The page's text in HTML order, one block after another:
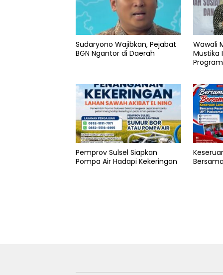
Sudaryono Wajibkan, Pejabat
BGN Ngantor di Daerah
Wawali
Mustika
Pemprov Sulsel Siapkan
Pompa Air Hadapi Kekeringan